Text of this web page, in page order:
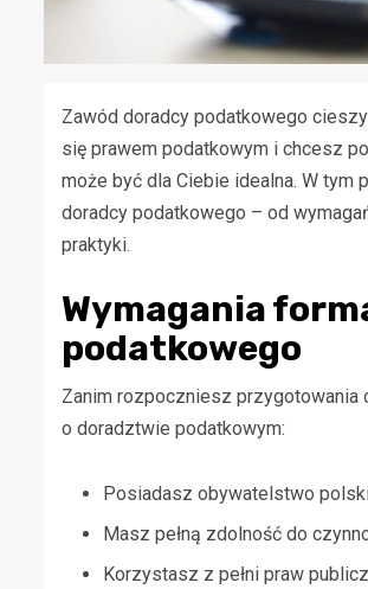
Zawód doradcy podatkowego
się prawem podatkowym i chcesz
może być dla Ciebie idealna. W tym
doradcy podatkowego – od
praktyki.
Wymagania
podatkowego
Zanim rozpoczniesz przygotowania
o doradztwie podatkowym:
Posiadasz obywatelstwo
Masz pełną zdolność do
Korzystasz z pełni praw